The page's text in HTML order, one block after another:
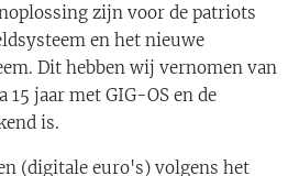
zijn voor de patriots
en het nieuwe
Dit hebben wij vernomen van
jaar met GIG-OS en de
is.
(digitale euro's) volgens het